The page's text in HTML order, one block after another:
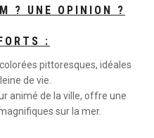
? UNE OPINION ?
:
pittoresques, idéales
de vie.
animé de la ville, offre une
sur la mer.